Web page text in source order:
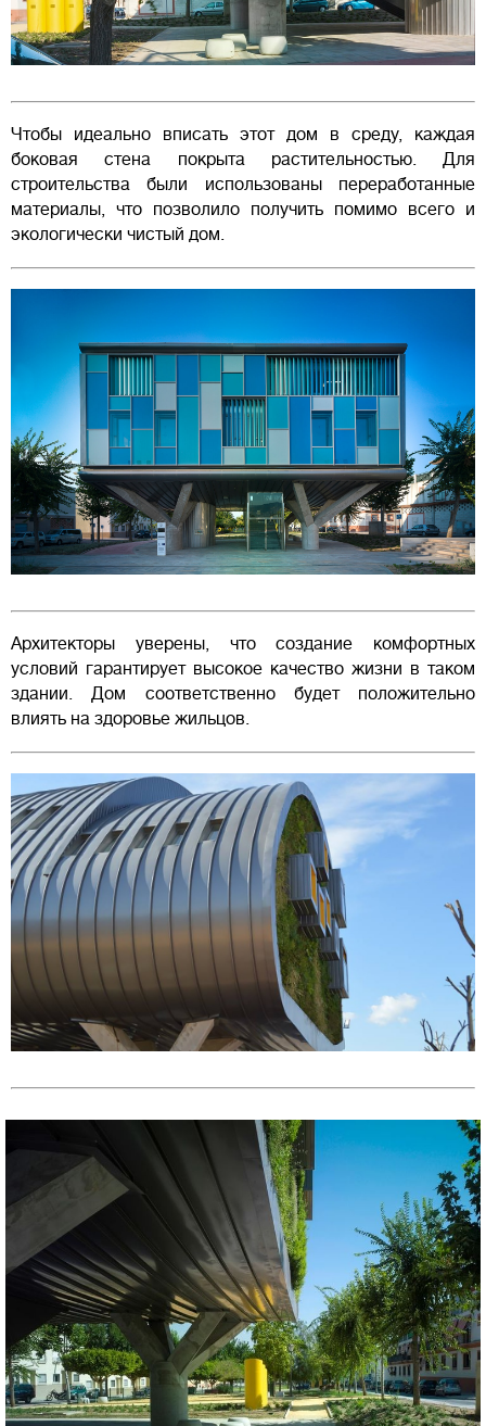
Чтобы идеально вписать этот дом в среду, каждая
боковая стена покрыта растительностью. Для
строительства были использованы переработанные
материалы, что позволило получить помимо всего и
экологически чистый дом.
Архитекторы уверены, что создание комфортных
условий гарантирует высокое качество жизни в таком
здании. Дом соответственно будет положительно
влиять на здоровье жильцов.